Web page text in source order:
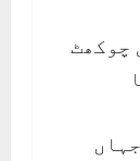
چوکھٹ